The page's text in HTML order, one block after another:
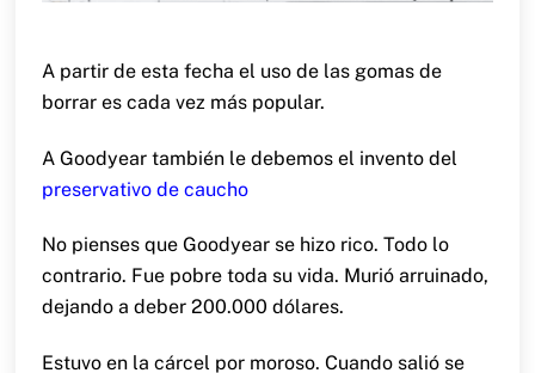
A partir de esta fecha el uso de las gomas de
borrar es cada vez más popular.
A Goodyear también le debemos el invento del
preservativo de caucho
No pienses que Goodyear se hizo rico. Todo lo
contrario. Fue pobre toda su vida. Murió arruinado,
dejando a deber 200.000 dólares.
Estuvo en la cárcel por moroso. Cuando salió se